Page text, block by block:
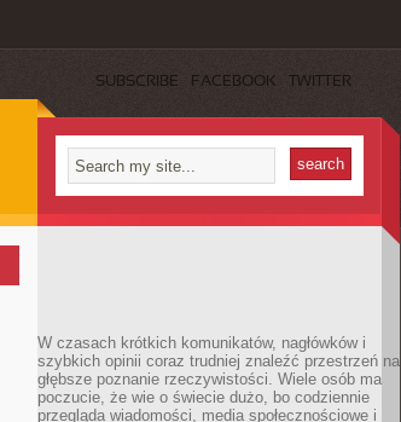
SUBSCRIBE FACEBOOK TWITTER
W czasach krótkich komunikatów, nagłówków i
szybkich opinii coraz trudniej znaleźć przestrzeń na
głębsze poznanie rzeczywistości. Wiele osób ma
poczucie, że wie o świecie dużo, bo codziennie
przegląda wiadomości, media społecznościowe i